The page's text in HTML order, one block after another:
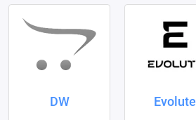
DW Evolute